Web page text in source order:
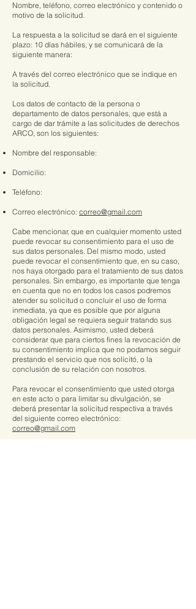
Nombre, teléfono, correo electrónico y contenido o
motivo de la solicitud.
La respuesta a la solicitud se dará en el siguiente
plazo: 10 días hábiles, y se comunicará de la
siguiente manera:
A través del correo electrónico que se indique en
la solicitud.
Los datos de contacto de la persona o
departamento de datos personales, que está a
cargo de dar trámite a las solicitudes de derechos
ARCO, son los siguientes:
Nombre del responsable:
Domicilio:
Teléfono:
Correo electrónico: correo@gmail.com
Cabe mencionar, que en cualquier momento usted
puede revocar su consentimiento para el uso de
sus datos personales. Del mismo modo, usted
puede revocar el consentimiento que, en su caso,
nos haya otorgado para el tratamiento de sus datos
personales. Sin embargo, es importante que tenga
en cuenta que no en todos los casos podremos
atender su solicitud o concluir el uso de forma
inmediata, ya que es posible que por alguna
obligación legal se requiera seguir tratando sus
datos personales. Asimismo, usted deberá
considerar que para ciertos fines la revocación de
su consentimiento implica que no podamos seguir
prestando el servicio que nos solicitó, o la
conclusión de su relación con nosotros.
Para revocar el consentimiento que usted otorga
en este acto o para limitar su divulgación, se
deberá presentar la solicitud respectiva a través
del siguiente correo electrónico:
correo@gmail.com